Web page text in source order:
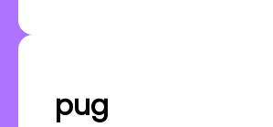
pug